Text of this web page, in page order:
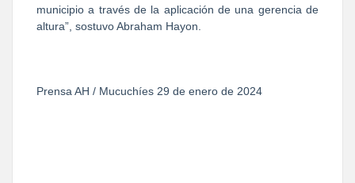
municipio a través de la aplicación de una gerencia de
altura”, sostuvo Abraham Hayon.
Prensa AH / Mucuchíes 29 de enero de 2024